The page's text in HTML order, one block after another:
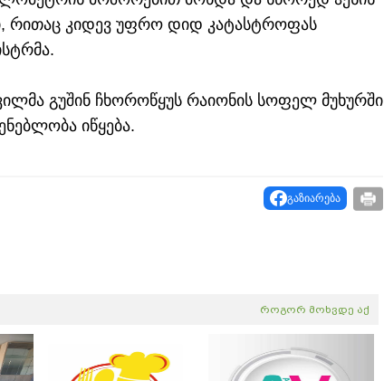
რითაც კიდევ უფრო დიდ კატასტროფას
გუშინ ჩხოროწყუს რაიონის სოფელ მუხურში
იწყება.
გაზიარება
როგორ მოხვდე აქ